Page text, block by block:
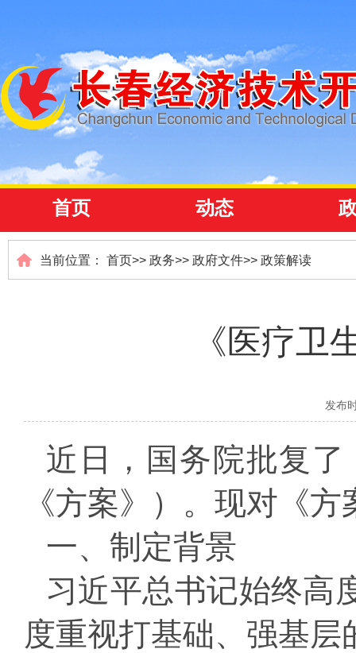
首页 动态
当前位置： 首页>> 政务>> 政府文件>> 政策解读
《医疗卫
发布
近日，国务院批复
《方案》）。现对《
一、 制定背景
习近平总书记始终高
度重视打基础、强基层